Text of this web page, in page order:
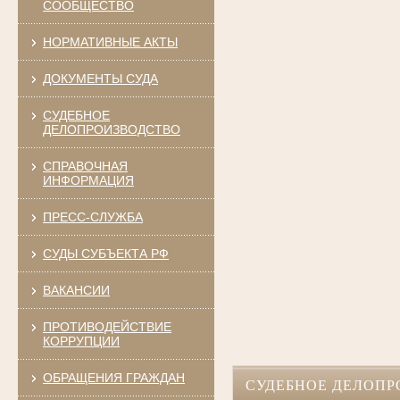
СООБЩЕСТВО
НОРМАТИВНЫЕ АКТЫ
ДОКУМЕНТЫ СУДА
СУДЕБНОЕ
ДЕЛОПРОИЗВОДСТВО
СПРАВОЧНАЯ
ИНФОРМАЦИЯ
ПРЕСС-СЛУЖБА
СУДЫ СУБЪЕКТА РФ
ВАКАНСИИ
ПРОТИВОДЕЙСТВИЕ
КОРРУПЦИИ
ОБРАЩЕНИЯ ГРАЖДАН
СУДЕБНОЕ